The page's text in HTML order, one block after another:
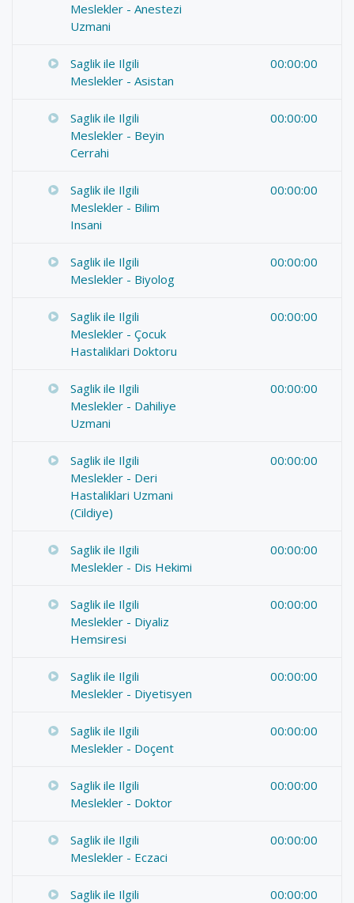
Meslekler - Anestezi
Uzmani
Saglik ile Ilgili
Meslekler - Asistan
00:00:00
Saglik ile Ilgili
Meslekler - Beyin
Cerrahi
00:00:00
Saglik ile Ilgili
Meslekler - Bilim
Insani
00:00:00
Saglik ile Ilgili
Meslekler - Biyolog
00:00:00
Saglik ile Ilgili
Meslekler - Çocuk
Hastaliklari Doktoru
00:00:00
Saglik ile Ilgili
Meslekler - Dahiliye
Uzmani
00:00:00
Saglik ile Ilgili
Meslekler - Deri
Hastaliklari Uzmani
(Cildiye)
00:00:00
Saglik ile Ilgili
Meslekler - Dis Hekimi
00:00:00
Saglik ile Ilgili
Meslekler - Diyaliz
Hemsiresi
00:00:00
Saglik ile Ilgili
Meslekler - Diyetisyen
00:00:00
Saglik ile Ilgili
Meslekler - Doçent
00:00:00
Saglik ile Ilgili
Meslekler - Doktor
00:00:00
Saglik ile Ilgili
Meslekler - Eczaci
00:00:00
Saglik ile Ilgili
00:00:00